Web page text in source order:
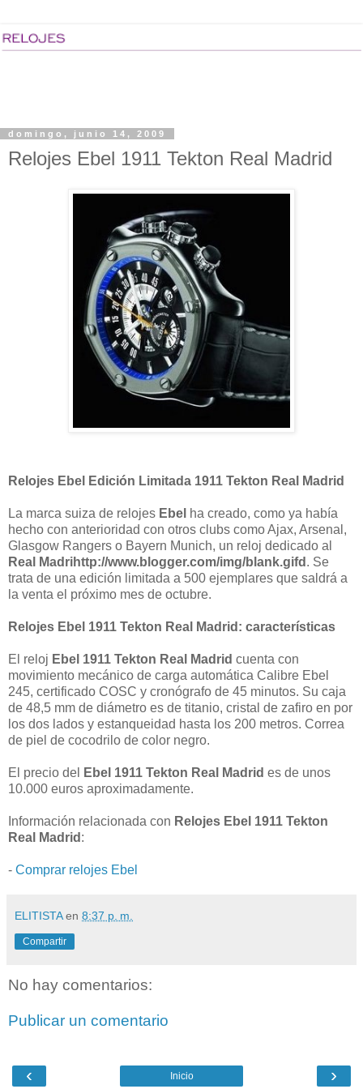
domingo, junio 14, 2009
Relojes Ebel 1911 Tekton Real Madrid
Relojes Ebel Edición Limitada 1911 Tekton Real Madrid
La marca suiza de relojes Ebel ha creado, como ya había
hecho con anterioridad con otros clubs como Ajax, Arsenal,
Glasgow Rangers o Bayern Munich, un reloj dedicado al
Real Madrihttp://www.blogger.com/img/blank.gifd . Se
trata de una edición limitada a 500 ejemplares que saldrá a
la venta el próximo mes de octubre.
Relojes Ebel 1911 Tekton Real Madrid: características
El reloj Ebel 1911 Tekton Real Madrid cuenta con
movimiento mecánico de carga automática Calibre Ebel
245, certificado COSC y cronógrafo de 45 minutos. Su caja
de 48,5 mm de diámetro es de titanio, cristal de zafiro en por
los dos lados y estanqueidad hasta los 200 metros. Correa
de piel de cocodrilo de color negro.
El precio del Ebel 1911 Tekton Real Madrid es de unos
10.000 euros aproximadamente.
Información relacionada con Relojes Ebel 1911 Tekton
Real Madrid :
- Comprar relojes Ebel
ELITISTA en 8:37 p. m.
Compartir
No hay comentarios:
Publicar un comentario
‹ ›
Inicio